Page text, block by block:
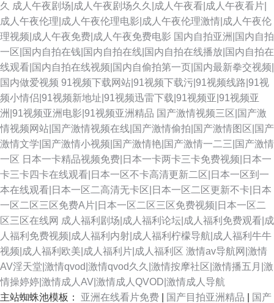
久 成人午夜剧场|成人午夜剧场久久|成人午夜看|成人午夜看片|
成人午夜伦理|成人午夜伦理电影|成人午夜伦理激情|成人午夜伦
理视频|成人午夜免费|成人午夜免费电影 国内自拍亚洲|国内自拍
一区|国内自拍在钱|国内自拍在线|国内自拍在线播放|国内自拍在
线观看|国内自拍在线视频|国内自偷拍第一页|国内最新拳交视频|
国内做爱视频 91视频下载网站|91视频下载污|91视频线路|91视
频小情侣|91视频新地址|91视频迅雷下载|91视频亚|91视频亚
洲|91视频亚洲电影|91视频亚洲精品 国产激情视频三区|国产激
情视频网站|国产激情视频在线|国产激情偷拍|国产激情图区|国产
激情文学|国产激情小视频|国产激情艳|国产激情一二三|国产激情
一区 日本一卡精品视频免费|日本一卡两卡三卡免费视频|日本一
卡三卡四卡在线观看|日本一区不卡高清更新二区|日本一区到一
本在线观看|日本一区二高清无卡区|日本一区二区更新不卡|日本
一区二区三区免费A片|日本一区二区三区免费视频|日本一区二
区三区在线网 成人福利剧场|成人福利论坛|成人福利免费观看|成
人福利免费视频|成人福利内射|成人福利柠檬导航|成人福利牛牛
视频|成人福利欧美|成人福利片|成人福利区 激情av导航网|激情
AV淫天堂|激情qvod|激情qvod久久|激情按摩社区|激情播五月|激
情操婷婷|激情成人AV|激情成人QVOD|激情成人导航
主站蜘蛛池模板： 亚洲在线看片免费 国产目拍亚洲精品
国产